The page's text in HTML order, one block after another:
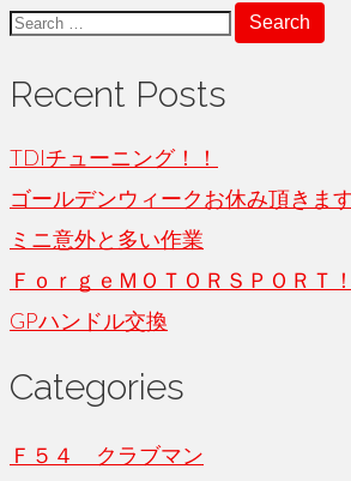
Search
for:
Recent Posts
TDIチューニング！！
ゴールデンウィークお休み頂きます
ミニ意外と多い作業
ＦｏｒｇｅＭＯＴＯＲＳＰＯＲＴ！
GPハンドル交換
Categories
Ｆ５４ クラブマン